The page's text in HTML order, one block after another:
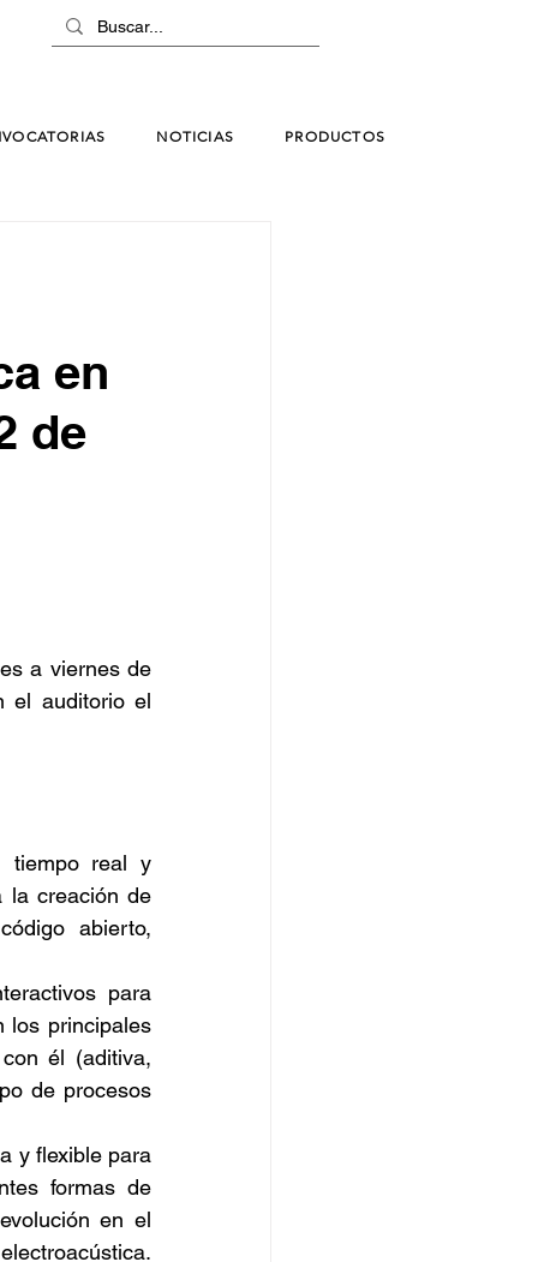
NOTICIAS PRODUCTOS
en
de
a viernes de
tiempo real y
la creación de
abierto,
para
los principales
él (aditiva,
de procesos
y flexible para
formas de
en el